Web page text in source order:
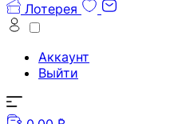
Лотерея
Аккаунт
Выйти